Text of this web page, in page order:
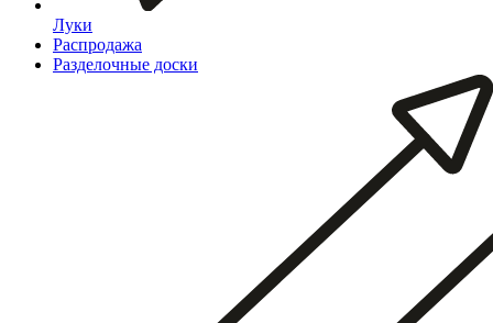
Луки
Распродажа
Разделочные доски